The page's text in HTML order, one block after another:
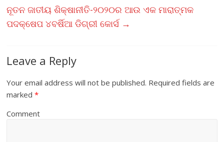
ନୂତନ ଜାତୀୟ ଶିକ୍ଷାନୀତି-୨୦୨୦ର ଆଉ ଏକ ମାରାତ୍ମକ
ପଦକ୍ଷେପ ୪ବର୍ଷିଆ ଡିଗ୍ରୀ କୋର୍ସ →
Leave a Reply
Your email address will not be published. Required fields are
marked*
Comment